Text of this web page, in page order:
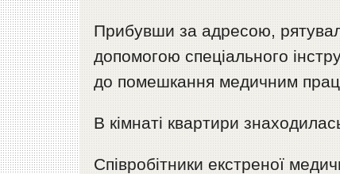
Прибувши за адресою,
допомогою спеціального
до помешкання медичним
В кімнаті квартири
Співробітники екстреної